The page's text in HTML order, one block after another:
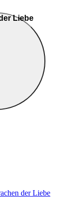
Liebe
der Liebe